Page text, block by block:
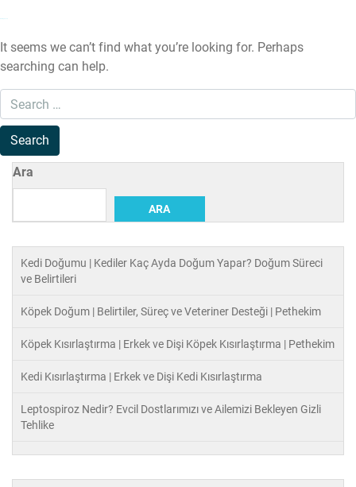
It seems we can’t find what you’re looking for. Perhaps
searching can help.
Ara
ARA
Kedi Doğumu | Kediler Kaç Ayda Doğum Yapar? Doğum Süreci
ve Belirtileri
Köpek Doğum | Belirtiler, Süreç ve Veteriner Desteği | Pethekim
Köpek Kısırlaştırma | Erkek ve Dişi Köpek Kısırlaştırma | Pethekim
Kedi Kısırlaştırma | Erkek ve Dişi Kedi Kısırlaştırma
Leptospiroz Nedir? Evcil Dostlarımızı ve Ailemizi Bekleyen Gizli
Tehlike